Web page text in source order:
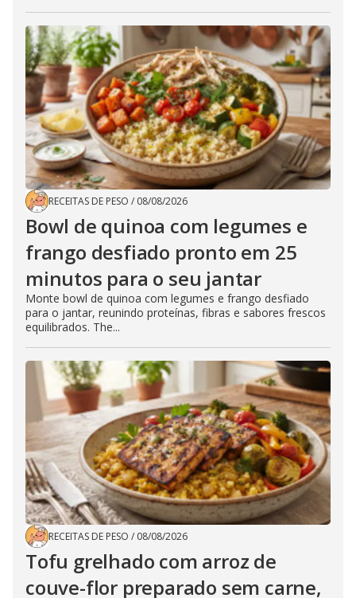
RECEITAS DE PESO / 08/08/2026
Bowl de quinoa com legumes e
frango desfiado pronto em 25
minutos para o seu jantar
Monte bowl de quinoa com legumes e frango desfiado
para o jantar, reunindo proteínas, fibras e sabores frescos
equilibrados. The...
RECEITAS DE PESO / 08/08/2026
Tofu grelhado com arroz de
couve-flor preparado sem carne,